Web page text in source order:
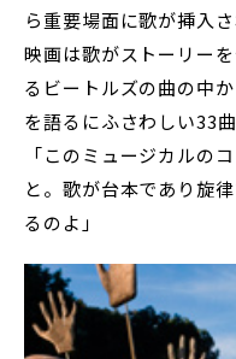
ら重要場面に歌が挿入
映画は歌がストーリー
るビートルズの曲の中
を語るにふさわしい33
「このミュージカルの
と。歌が台本であり旋
るのよ」